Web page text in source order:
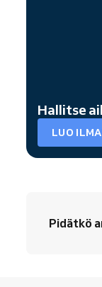
Hallitse
LUO
Pidätkö